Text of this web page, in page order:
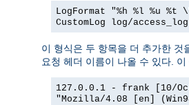
LogFormat "%h %l %u
CustomLog log/
이 형식은 두 항목을 더 추가한 것
요청 헤더 이름이 나올 수 있다.
127.0.0.1 - frank [10/
"Mozilla/4.08 [en]